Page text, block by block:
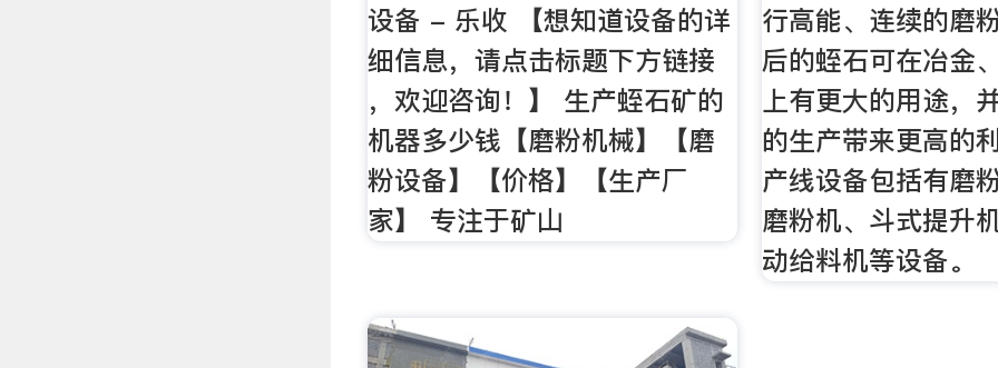
设备 - 乐收 【想知道设备的详
细信息，请点击标题下方链接
，欢迎咨询！】 生产蛭石矿的
机器多少钱【磨粉机械】【磨
粉设备】【价格】【生产厂
家】 专注于矿山
行高能、连续的磨
后的蛭石可在冶金
上有更大的用途，
的生产带来更高的
产线设备包括有磨
磨粉机、斗式提升
动给料机等设备。